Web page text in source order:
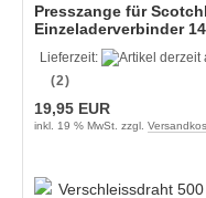
Presszange für
Einzeladerverbinder
Lieferzeit:
(2)
19,95 EUR
inkl. 19 % MwSt. zzgl.